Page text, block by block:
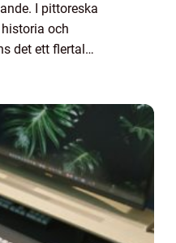
I pittoreska
och
det ett flertal